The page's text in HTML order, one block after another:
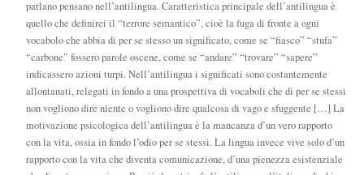
parlano pensano nell’antilingua. Caratteristica principale dell’antilingua è
quello che definirei il “terrore semantico”, cioè la fuga di fronte a ogni
vocabolo che abbia di per se stesso un significato, come se “fiasco” “stufa”
“carbone” fossero parole oscene, come se “andare” “trovare” “sapere”
indicassero azioni turpi. Nell’antilingua i significati sono costantemente
allontanati, relegati in fondo a una prospettiva di vocaboli che di per se stessi
non vogliono dire niente o vogliono dire qualcosa di vago e sfuggente […] La
motivazione psicologica dell’antilingua è la mancanza d’un vero rapporto
con la vita, ossia in fondo l’odio per se stessi. La lingua invece vive solo d’un
rapporto con la vita che diventa comunicazione, d’una pienezza esistenziale